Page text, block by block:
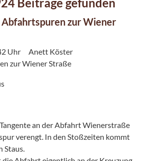
zur Wiener
Uhr
Anett Köster
zur Wiener Straße
an der Abfahrt Wienerstraße
verengt. In den Stoßzeiten kommt
Staus.